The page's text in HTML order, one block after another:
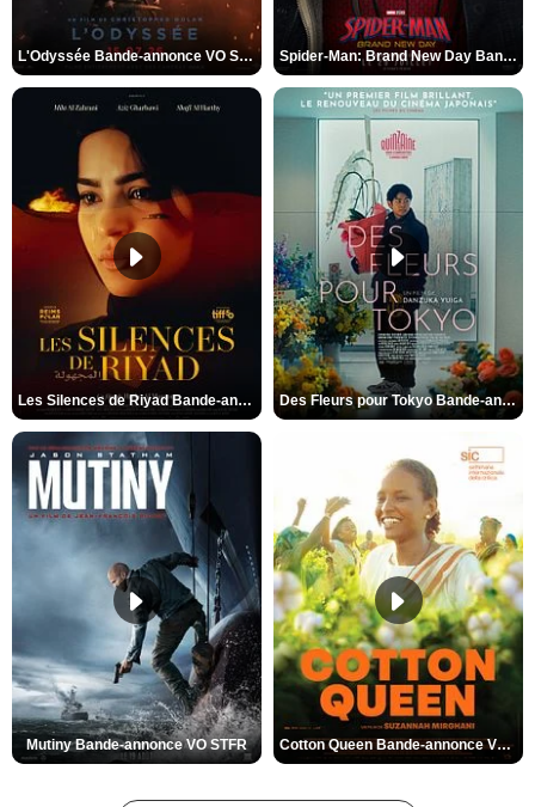
L'Odyssée Bande-annonce VO STFR Spider-Man: Brand New Day Bande-annonce VO STFR
Les Silences de Riyad Bande-annonce VO STFR Des Fleurs pour Tokyo Bande-annonce VO STFR
Mutiny Bande-annonce VO STFR Cotton Queen Bande-annonce VO STFR